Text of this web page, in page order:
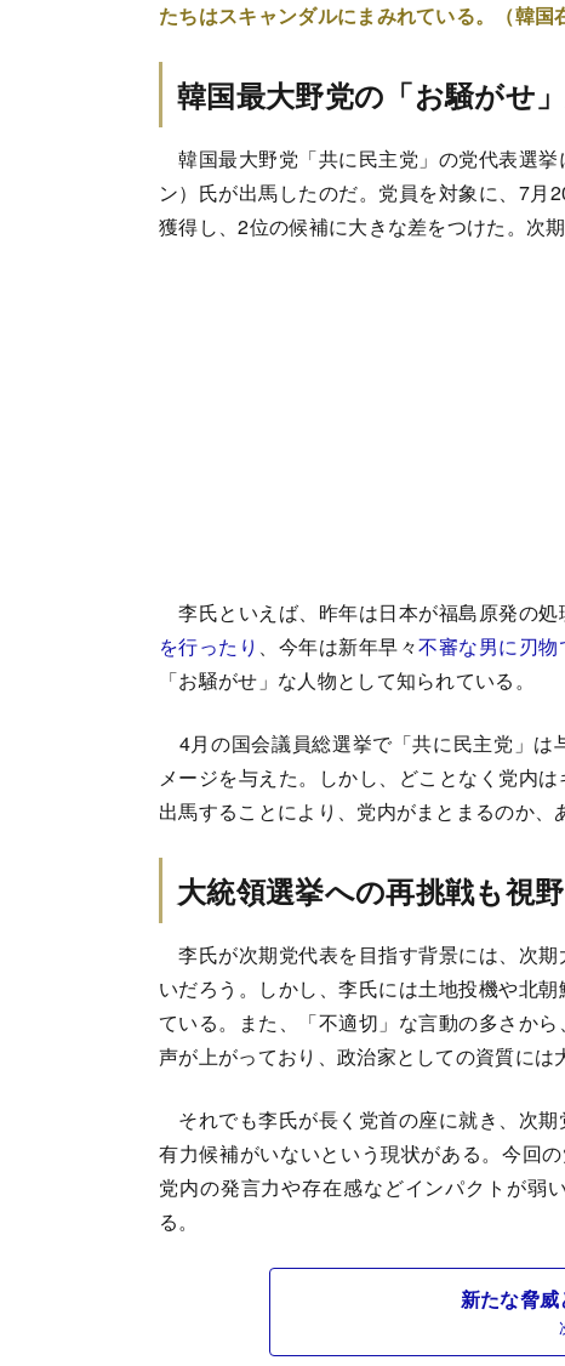
たちはスキャンダルにまみれている。（韓
韓国最大野党の「お騒がせ
韓国最大野党「共に民主党」の党代表選
ン）氏が出馬したのだ。党員を対象に、7
獲得し、2位の候補に大きな差をつけた。次
李氏といえば、昨年は日本が福島原発の
を行ったり 、今年は新年早々不審な男に刃物
「お騒がせ」な人物として知られている。
4月の国会議員総選挙で「共に民主党」は
メージを与えた。しかし、どことなく党内
出馬することにより、党内がまとまるのか
大統領選挙への再挑戦も視
李氏が次期党代表を目指す背景には、次
いだろう。しかし、李氏には土地投機や北
ている。また、「不適切」な言動の多さか
声が上がっており、政治家としての資質には
それでも李氏が長く党首の座に就き、次
有力候補がいないという現状がある。今回
党内の発言力や存在感などインパクトが弱
る。
新たな脅